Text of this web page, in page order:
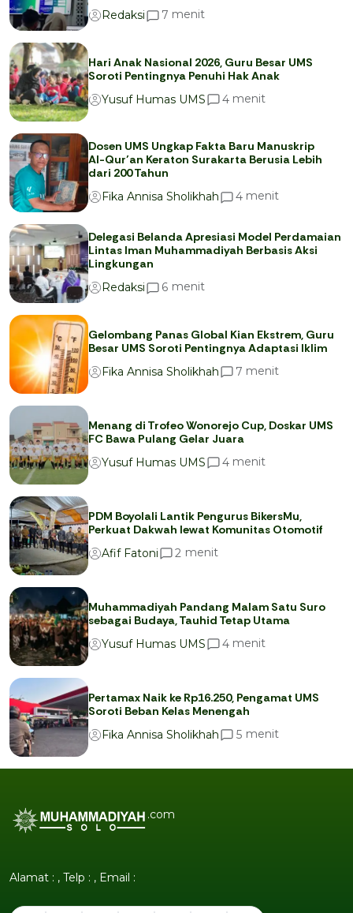
Redaksi
7 menit
Hari Anak Nasional 2026, Guru Besar UMS
Soroti Pentingnya Penuhi Hak Anak
Yusuf Humas UMS
4 menit
Dosen UMS Ungkap Fakta Baru Manuskrip
Al-Qur’an Keraton Surakarta Berusia Lebih
dari 200 Tahun
Fika Annisa Sholikhah
4 menit
Delegasi Belanda Apresiasi Model Perdamaian
Lintas Iman Muhammadiyah Berbasis Aksi
Lingkungan
Redaksi
6 menit
Gelombang Panas Global Kian Ekstrem, Guru
Besar UMS Soroti Pentingnya Adaptasi Iklim
Fika Annisa Sholikhah
7 menit
Menang di Trofeo Wonorejo Cup, Doskar UMS
FC Bawa Pulang Gelar Juara
Yusuf Humas UMS
4 menit
PDM Boyolali Lantik Pengurus BikersMu,
Perkuat Dakwah lewat Komunitas Otomotif
Afif Fatoni
2 menit
Muhammadiyah Pandang Malam Satu Suro
sebagai Budaya, Tauhid Tetap Utama
Yusuf Humas UMS
4 menit
Pertamax Naik ke Rp16.250, Pengamat UMS
Soroti Beban Kelas Menengah
Fika Annisa Sholikhah
5 menit
.com
Alamat : , Telp : , Email :